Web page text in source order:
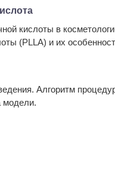
кислоты в
(PLLA) и их
Алгоритм
модели.